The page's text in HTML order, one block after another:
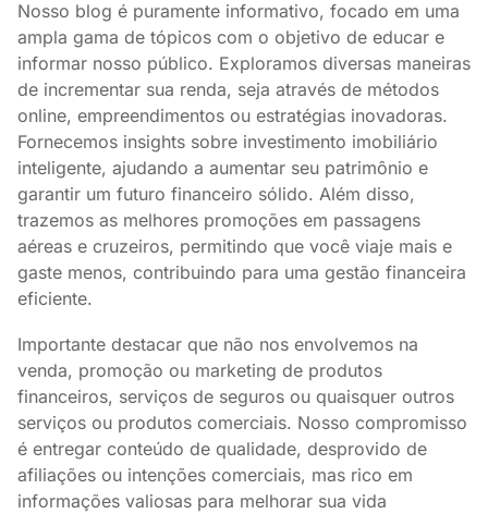
Nosso blog é puramente informativo, focado em uma
ampla gama de tópicos com o objetivo de educar e
informar nosso público. Exploramos diversas maneiras
de incrementar sua renda, seja através de métodos
online, empreendimentos ou estratégias inovadoras.
Fornecemos insights sobre investimento imobiliário
inteligente, ajudando a aumentar seu patrimônio e
garantir um futuro financeiro sólido. Além disso,
trazemos as melhores promoções em passagens
aéreas e cruzeiros, permitindo que você viaje mais e
gaste menos, contribuindo para uma gestão financeira
eficiente.
Importante destacar que não nos envolvemos na
venda, promoção ou marketing de produtos
financeiros, serviços de seguros ou quaisquer outros
serviços ou produtos comerciais. Nosso compromisso
é entregar conteúdo de qualidade, desprovido de
afiliações ou intenções comerciais, mas rico em
informações valiosas para melhorar sua vida